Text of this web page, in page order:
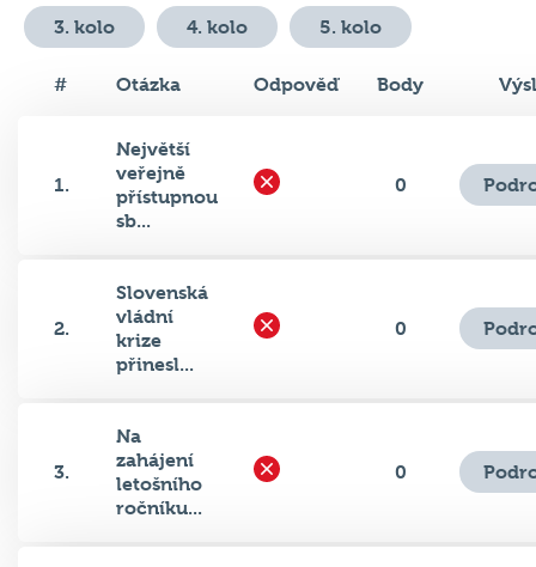
3. kolo 4. kolo 5. kolo
# Otázka Odpověď Body
1.
Největší
veřejně
přístupnou
sb...
0
2.
Slovenská
vládní
krize
přinesl...
0
3.
Na
zahájení
letošního
ročníku...
0